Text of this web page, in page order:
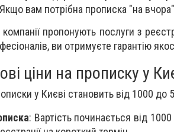
вам потрібна прописка "на
пропонують послуги з
ви отримуєте гарантію
ціни на прописку у
у Києві становить від 1000 до
: Вартість починається від